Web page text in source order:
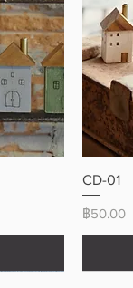
CD-01
ราคา
฿50.00